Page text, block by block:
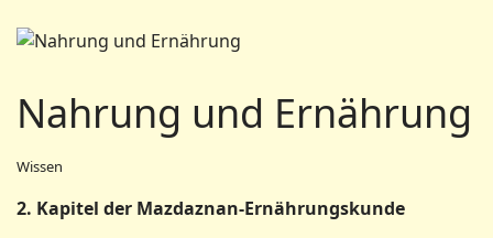
Nahrung und Ernährung
Wissen
2. Kapitel der Mazdaznan-Ernährungskunde